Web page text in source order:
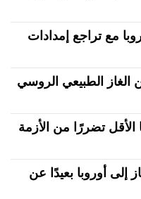
1 يربك أوروبا مع تراجع إمدادات
من الغاز الطبيعي الروسي
تضررًا من الأزمة
إلى أوروبا بعيدًا عن